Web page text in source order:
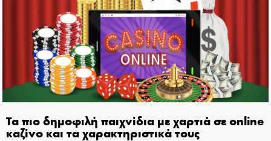
Τα πιο δημοφιλή παιχνίδια με χαρτιά σε online
καζίνο και τα χαρακτηριστικά τους